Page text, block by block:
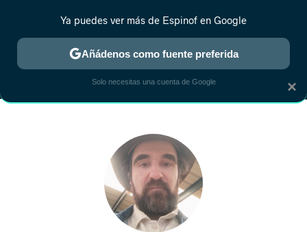
MENÚ NUEVO
ESTRENOS REALITY ANIME RANKINGS CINE ×
Ya puedes ver más de Espinof en Google
Añádenos como fuente preferida
Solo necesitas una cuenta de Google